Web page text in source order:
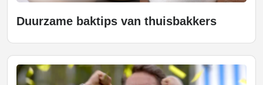
Duurzame baktips van thuisbakkers